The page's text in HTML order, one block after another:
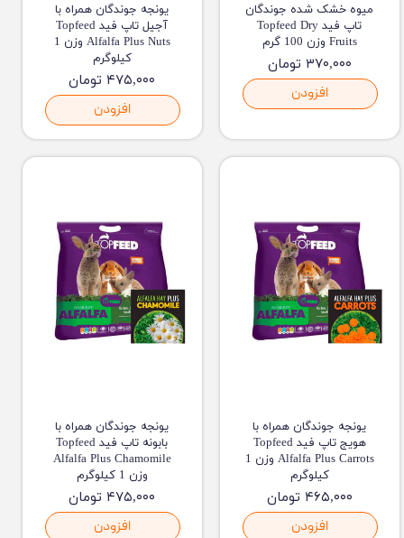
میوه خشک شده جوندگان
تاپ فید Topfeed Dry
Fruits وزن 100 گرم
۳۷۰,۰۰۰ تومان
افزودن
یونجه جوندگان همراه با
آجیل تاپ فید Topfeed
Alfalfa Plus Nuts وزن 1
کیلوگرم
۴۷۵,۰۰۰ تومان
افزودن
یونجه جوندگان همراه با
هویج تاپ فید Topfeed
Alfalfa Plus Carrots وزن 1
کیلوگرم
۴۶۵,۰۰۰ تومان
افزودن
یونجه جوندگان همراه با
بابونه تاپ فید Topfeed
Alfalfa Plus Chamomile
وزن 1 کیلوگرم
۴۷۵,۰۰۰ تومان
افزودن